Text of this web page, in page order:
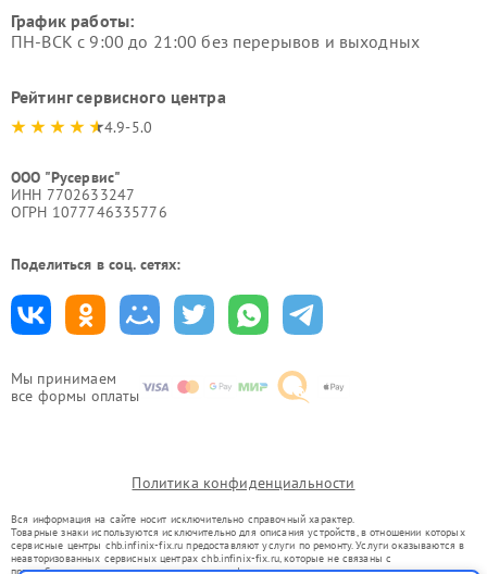
Мы принимаем
все формы оплаты
График работы:
ПН-ВСК с 9:00 до 21:00 без перерывов и выходных
Рейтинг сервисного центра
4.9-5.0
ООО "Русервис"
ИНН 7702633247
ОГРН 1077746335776
Поделиться в соц. сетях:
Политика конфиденциальности
Вся информация на сайте носит исключительно справочный характер.
Товарные знаки используются исключительно для описания устройств, в отношении которых
сервисные центры chb.infinix-fix.ru предоставляют услуги по ремонту. Услуги оказываются в
неавторизованных сервисных центрах chb.infinix-fix.ru, которые не связаны с